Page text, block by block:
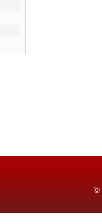
©